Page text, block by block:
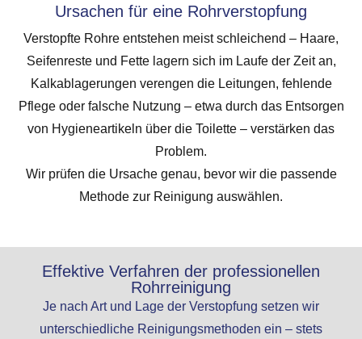
Ursachen für eine Rohrverstopfung
Verstopfte Rohre entstehen meist schleichend – Haare,
Seifenreste und Fette lagern sich im Laufe der Zeit an,
Kalkablagerungen verengen die Leitungen, fehlende
Pflege oder falsche Nutzung – etwa durch das Entsorgen
von Hygieneartikeln über die Toilette – verstärken das
Problem.
Wir prüfen die Ursache genau, bevor wir die passende
Methode zur Reinigung auswählen.
Effektive Verfahren der professionellen
Rohrreinigung
Je nach Art und Lage der Verstopfung setzen wir
unterschiedliche Reinigungsmethoden ein – stets